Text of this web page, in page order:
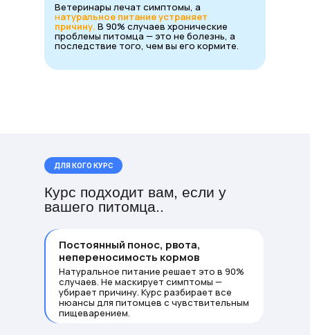
Ветеринары лечат симптомы, а
натуральное питание устраняет
причину. В 90% случаев хронические
проблемы питомца — это не болезнь, а
последствие того, чем вы его кормите.
Курс подходит вам, если у
вашего питомца..
ДЛЯ КОГО КУРС
Натуральное питание решает это в 90%
случаев. Не маскирует симптомы —
убирает причину. Курс разбирает все
нюансы для питомцев с чувствительным
пищеварением.
Постоянный понос, рвота,
непереносимость кормов